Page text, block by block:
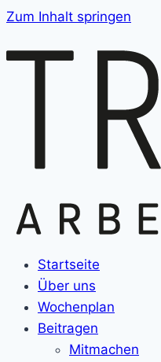
Zum Inhalt springen
Startseite
Über uns
Wochenplan
Beitragen
Mitmachen